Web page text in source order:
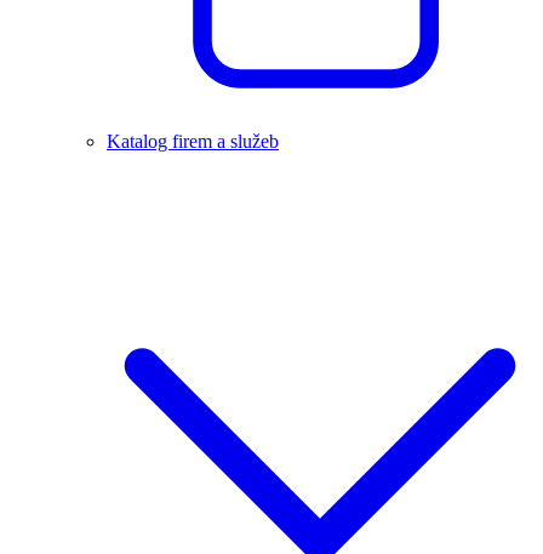
Katalog firem a služeb